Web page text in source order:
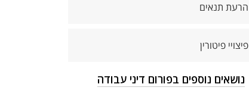
הרעת תנאים
פיצויי פיטורין
נושאים נוספים בפורום דיני עבודה